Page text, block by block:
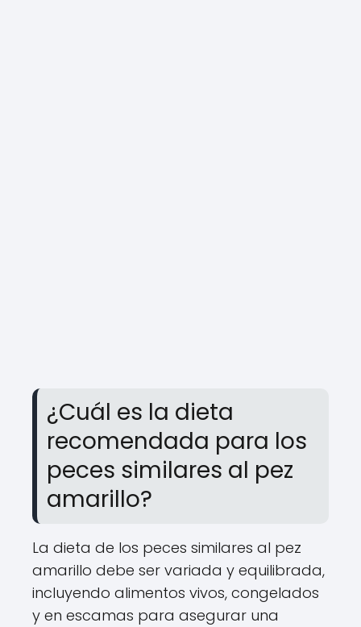
¿Cuál es la dieta
recomendada para los
peces similares al pez
amarillo?
La dieta de los peces similares al pez
amarillo debe ser variada y equilibrada,
incluyendo alimentos vivos, congelados
y en escamas para asegurar una